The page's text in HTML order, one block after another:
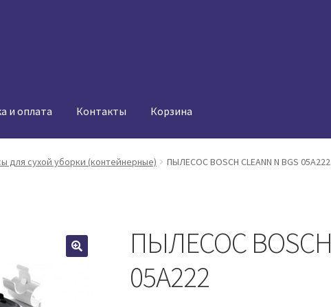
и оплата Контакты Корзина
для сухой уборки (контейнерные) ПЫЛЕСОС BOSCH CLEANN N BGS 05A222
ПЫЛЕСОС BOSCH
05A222